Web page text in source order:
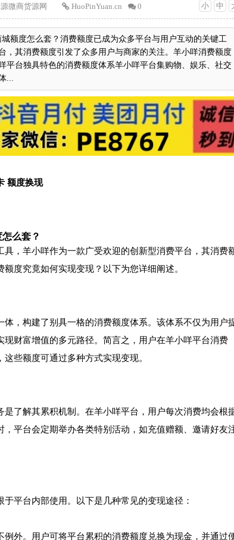
小 中
微商货源网 HuoPinYuan.cn 0
额度怎么套？消费额度已成为众多平台与用户互动的关键工
，其消费额度引发了众多用户与商家的关注。羊小咩消费额度
平台独具特色的消费额度体系羊小咩平台集购物、娱乐、社交
...
额度换现
么套？
，羊小咩作为一款广受欢迎的创新型消费平台，其消费
度究竟如何实现变现？以下为您详细阐述。
，构建了别具一格的消费额度体系。该体系不仅为用户
财富增值的多元路径。简言之，用户在羊小咩平台消费
些额度可通过多种方式实现变现。
了解其累积机制。在羊小咩平台，用户每次消费均会根
平台会定期举办各类特别活动，如充值赠额、邀请好友
平台内部使用。以下是几种常见的变现途径：
外。用户可将平台累积的消费额度兑换为现金，并通过